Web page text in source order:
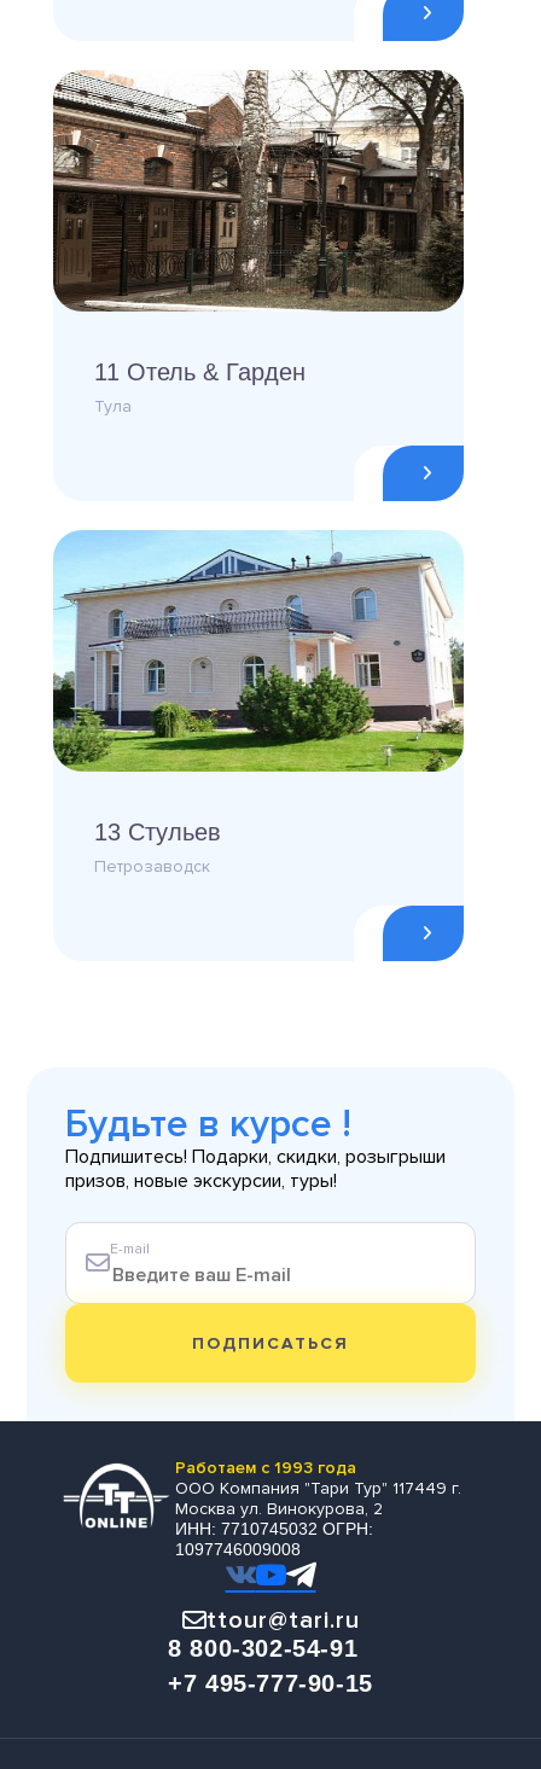
11 Отель & Гарден
Тула
13 Стульев
Петрозаводск
Будьте в курсе !
Подпишитесь! Подарки, скидки, розыгрыши
призов, новые экскурсии, туры!
E-mail
ПОДПИСАТЬСЯ
Работаем с 1993 года
ООО Компания "Тари Тур" 117449 г.
Москва ул. Винокурова, 2
ИНН: 7710745032 ОГРН:
1097746009008
ttour@tari.ru
8 800-302-54-91
+7 495-777-90-15